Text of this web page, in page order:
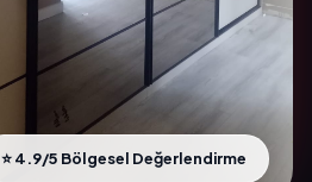
⭐ 4.9/5 Bölgesel Değerlendirme